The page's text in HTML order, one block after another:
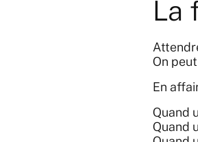
La
On
En
Quand
Quand